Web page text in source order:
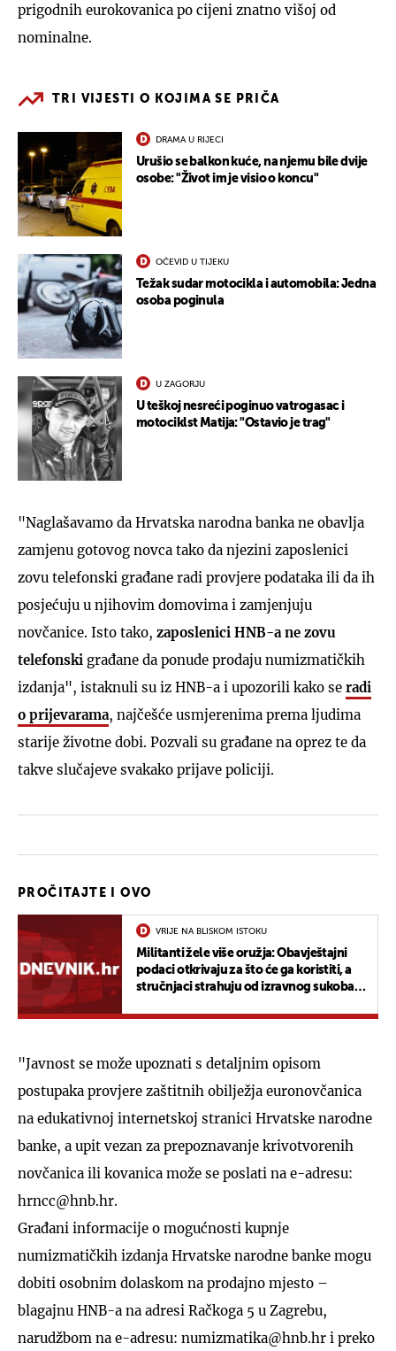
prigodnih eurokovanica po cijeni znatno višoj od
nominalne.
TRI VIJESTI O KOJIMA SE PRIČA
DRAMA U RIJECI
Urušio se balkon kuće, na njemu bile dvije
osobe: "Život im je visio o koncu"
OČEVID U TIJEKU
Težak sudar motocikla i automobila: Jedna
osoba poginula
U ZAGORJU
U teškoj nesreći poginuo vatrogasac i
motociklst Matija: "Ostavio je trag"
"Naglašavamo da Hrvatska narodna banka ne obavlja
zamjenu gotovog novca tako da njezini zaposlenici
zovu telefonski građane radi provjere podataka ili da ih
posjećuju u njihovim domovima i zamjenjuju
novčanice. Isto tako, zaposlenici HNB-a ne zovu
telefonski građane da ponude prodaju numizmatičkih
izdanja", istaknuli su iz HNB-a i upozorili kako se radi
o prijevarama, najčešće usmjerenima prema ljudima
starije životne dobi. Pozvali su građane na oprez te da
takve slučajeve svakako prijave policiji.
PROČITAJTE I OVO
VRIJE NA BLISKOM ISTOKU
Militanti žele više oružja: Obavještajni
podaci otkrivaju za što će ga koristiti, a
stručnjaci strahuju od izravnog sukoba
"Javnost se može upoznati s detaljnim opisom
postupaka provjere zaštitnih obilježja euronovčanica
na edukativnoj internetskoj stranici Hrvatske narodne
banke, a upit vezan za prepoznavanje krivotvorenih
novčanica ili kovanica može se poslati na e-adresu:
hrncc@hnb.hr.
Građani informacije o mogućnosti kupnje
numizmatičkih izdanja Hrvatske narodne banke mogu
dobiti osobnim dolaskom na prodajno mjesto –
blagajnu HNB-a na adresi Račkoga 5 u Zagrebu,
narudžbom na e-adresu: numizmatika@hnb.hr i preko